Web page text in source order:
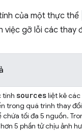
của một thực thể
việc gỡ lỗi các thay
tính sourcesliệt kê các
trong quá trình thay
chứa tối đa 5 nguồn.
5 phần tử chịu ảnh